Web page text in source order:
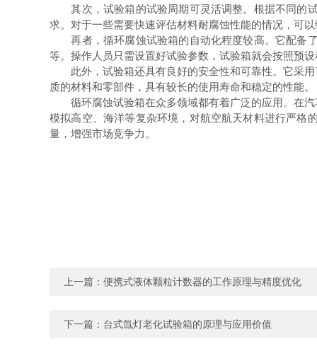
其次，试验箱的试验周期可灵活调整。根据不同的试
求。对于一些需要快速评估材料耐腐蚀性能的情况，可
再者，循环腐蚀试验箱的自动化程度较高。它配备了
等。操作人员只需设置好试验参数，试验箱就会按照预
此外，试验箱还具有良好的安全性和可靠性。它采用
质的材料和零部件，具有较长的使用寿命和稳定的性能。
循环腐蚀试验箱在众多领域都有着广泛的应用。在汽
模拟高空、海洋等复杂环境，对航空航天材料进行严格
量，增强市场竞争力。
上一篇： 便携式液体颗粒计数器的工作原理与精度优化
下一篇： 台式氙灯老化试验箱的原理与应用价值